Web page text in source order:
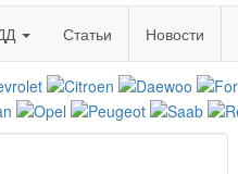
Статьи Новости